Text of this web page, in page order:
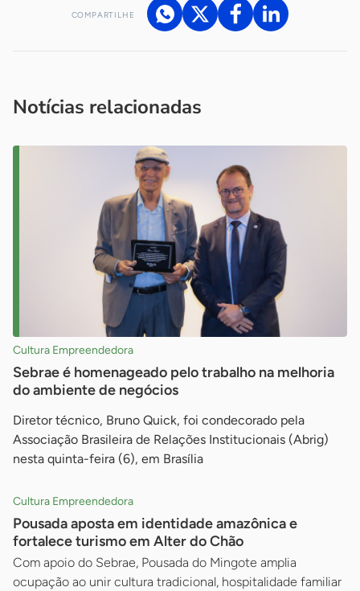
COMPARTILHE
Notícias relacionadas
Cultura Empreendedora
Sebrae é homenageado pelo trabalho na melhoria
do ambiente de negócios
Diretor técnico, Bruno Quick, foi condecorado pela
Associação Brasileira de Relações Institucionais (Abrig)
nesta quinta-feira (6), em Brasília
Cultura Empreendedora
Pousada aposta em identidade amazônica e
fortalece turismo em Alter do Chão
Com apoio do Sebrae, Pousada do Mingote amplia
ocupação ao unir cultura tradicional, hospitalidade familiar